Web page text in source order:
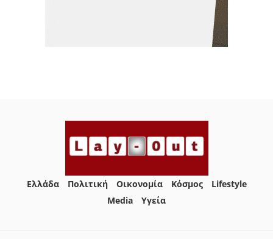
Ελλάδα Πολιτική Οικονομία Κόσμος
Lifestyle
Media
Yγεία